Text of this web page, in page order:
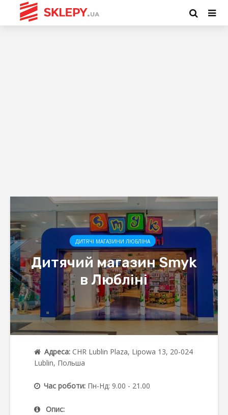
ДИТЯЧІ МАГАЗИНИ ЛЮБЛІНА
Дитячий магазин Smyk
в Любліні
Адреса: CHR Lublin Plaza, Lipowa 13, 20-024
Lublin, Польша
Час роботи: Пн-Нд: 9.00 - 21.00
Опис: